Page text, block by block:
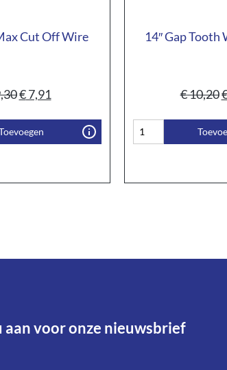
Cut Off Wire
€7,91
14″ Gap
€10,20
aan voor onze nieuwsbrief​